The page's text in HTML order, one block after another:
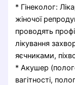
* Гінеколог:
жіночої
проводять
лікування
яєчниками,
* Акушер
вагітності,